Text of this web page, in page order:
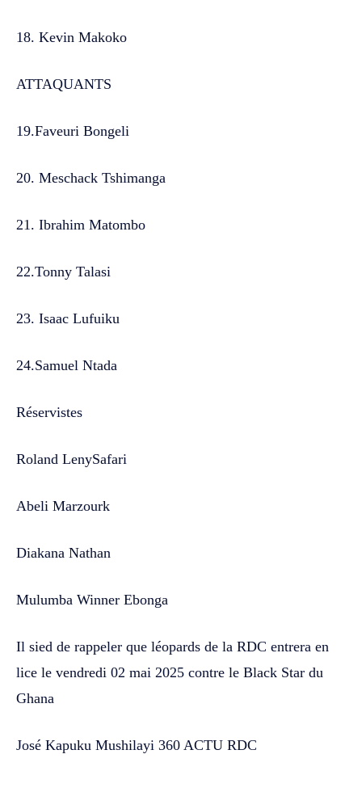
18. Kevin Makoko
ATTAQUANTS
19.Faveuri Bongeli
20. Meschack Tshimanga
21. Ibrahim Matombo
22.Tonny Talasi
23. Isaac Lufuiku
24.Samuel Ntada
Réservistes
Roland LenySafari
Abeli Marzourk
Diakana Nathan
Mulumba Winner Ebonga
Il sied de rappeler que léopards de la RDC entrera en
lice le vendredi 02 mai 2025 contre le Black Star du
Ghana
José Kapuku Mushilayi 360 ACTU RDC